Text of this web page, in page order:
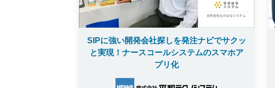
SIPに強い開発会社探しを発注ナビでサクッ
と実現！ナースコールシステムのスマホア
プリ化